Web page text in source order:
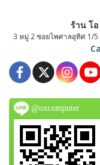
ร้าน โ
3 หมู่ 2 ซอยไพศาลอุทิศ 1/
@oxcomputer